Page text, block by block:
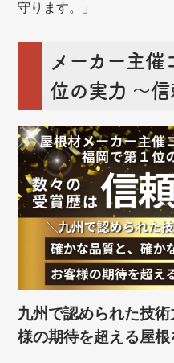
守ります。」
メーカー主催
位の実力 ～
九州で認められた技
様の期待を超える屋根